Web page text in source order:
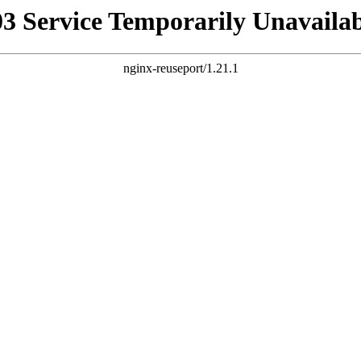
Service Temporarily
nginx-reuseport/1.21.1